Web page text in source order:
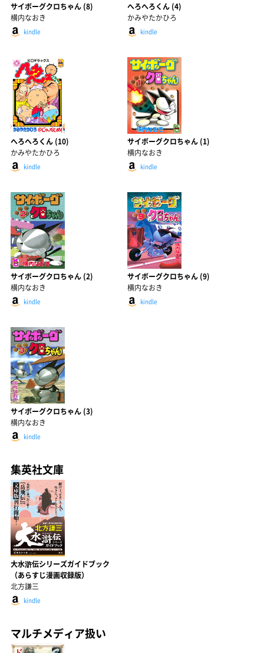
サイボーグクロちゃん (8)
横内なおき
kindle
へろへろくん (4)
かみやたかひろ
kindle
へろへろくん (10)
かみやたかひろ
kindle
サイボーグクロちゃん (1)
横内なおき
kindle
サイボーグクロちゃん (2)
横内なおき
kindle
サイボーグクロちゃん (9)
横内なおき
kindle
サイボーグクロちゃん (3)
横内なおき
kindle
集英社文庫
大水滸伝シリーズガイドブック
（あらすじ漫画収録版）
北方謙三
kindle
マルチメディア扱い